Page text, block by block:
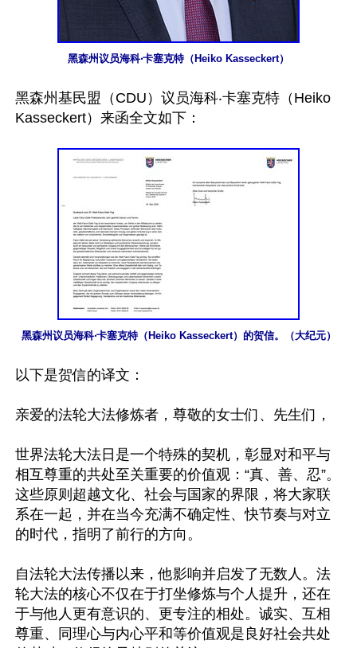
黑森州议员海科‧卡塞克特（Heiko Kasseckert）
黑森州基民盟（CDU）议员海科‧卡塞克特（Heiko
Kasseckert）来函全文如下：
黑森州议员海科‧卡塞克特（Heiko Kasseckert）的贺信。（大纪元）
以下是贺信的译文：
亲爱的法轮大法修炼者，尊敬的女士们、先生们，
世界法轮大法日是一个特殊的契机，彰显对和平与
相互尊重的共处至关重要的价值观：“真、善、忍”。
这些原则超越文化、社会与国家的界限，将大家联
系在一起，并在当今充满不确定性、快节奏与对立
的时代，指明了前行的方向。
自法轮大法传播以来，他影响并启发了无数人。法
轮大法的核心不仅在于打坐修炼与个人提升，还在
于与他人更有意识的、更专注的相处。诚实、互相
尊重、同理心与内心平和等价值观是良好社会共处